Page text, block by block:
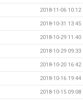
2018-11-06 10:12
2018-10-31 13:45
2018-10-29 11:40
2018-10-29 09:33
2018-10-20 16:42
2018-10-16 19:44
2018-10-15 09:08